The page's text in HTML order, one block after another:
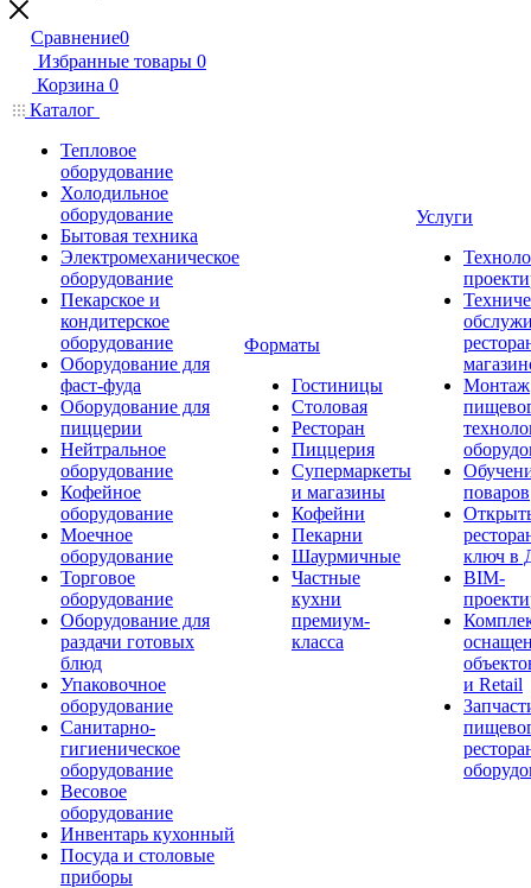
Сравнение0
Избранные товары 0
Корзина 0
Каталог
Тепловое
оборудование
Холодильное
оборудование
Бытовая техника
Электромеханическое
оборудование
Пекарское и
кондитерское
оборудование
Оборудование для
фаст-фуда
Оборудование для
пиццерии
Нейтральное
оборудование
Кофейное
оборудование
Моечное
оборудование
Торговое
оборудование
Оборудование для
раздачи готовых
блюд
Упаковочное
оборудование
Санитарно-
гигиеническое
оборудование
Весовое
оборудование
Инвентарь кухонный
Посуда и столовые
приборы
Форматы
Гостиницы
Столовая
Ресторан
Пиццерия
Супермаркеты
и магазины
Кофейни
Пекарни
Шаурмичные
Частные
кухни
премиум-
класса
Услуги
Монтаж
поваров
ключ в
BIM-
и Retail